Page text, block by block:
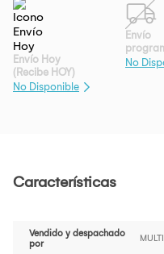
Envío Hoy
(Recibe HOY)
No Disponible
Envío
No
Características
Vendido y despachado
por